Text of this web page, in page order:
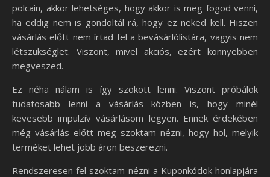
polcain, akkor lehetséges, hogy akkor is meg fogod venni,
ha eddig nem is gondoltál rá, hogy ez neked kell. Hiszen
vásárlás előtt nem írtad fel a bevásárlólistára, vagyis nem
létszükséglet. Viszont, mivel akciós, ezért könnyebben
megveszed.
Ez néha nálam is így szokott lenni. Viszont próbálok
tudatosabb lenni a vásárlás közben is, hogy minél
kevesebb impulzív vásárlásom legyen. Ennek érdekében
még vásárlás előtt meg szoktam nézni, hogy hol, melyik
terméket lehet jobb áron beszerezni.
Rendszeresen fel szoktam nézni a Kuponkódok honlapjára